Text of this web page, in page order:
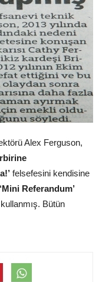
Alex Ferguson,
felsefesini kendisine
‘Mini Referandum’
Bütün